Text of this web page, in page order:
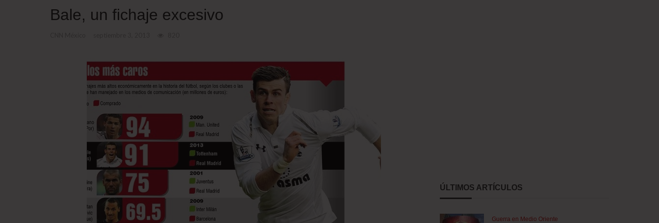
Bale, un fichaje excesivo
ÚLTIMOS ARTÍCULOS
Guerra en Medio Oriente